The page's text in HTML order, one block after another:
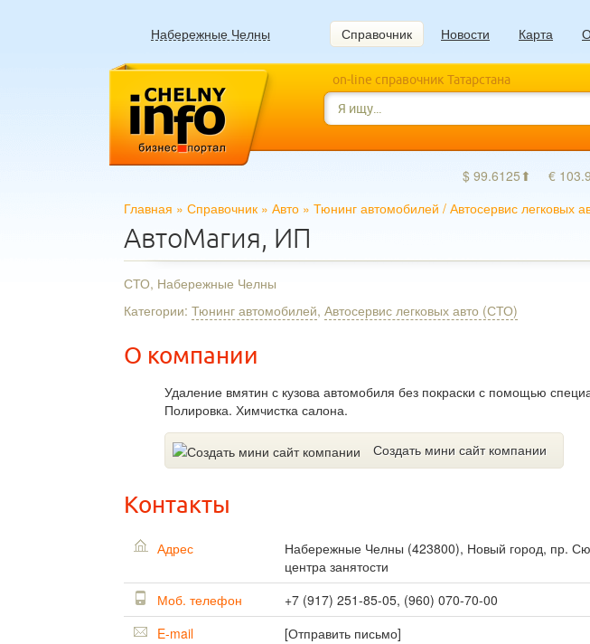
Набережные Челны Справочник Новости Карта
on-line справочник Татарстана
$ 99.6125⬆ €
Главная » Справочник » Авто » Тюнинг автомобилей / Автосервис легковых
АвтоМагия, ИП
СТО, Набережные Челны
Категории: Тюнинг автомобилей, Автосервис легковых авто (СТО)
О компании
Удаление вмятин с кузова автомобиля без покраски с помощью
Полировка. Химчистка салона.
Создать мини сайт компании
Контакты
Адрес Набережные Челны (423800), Новый город, пр.
центра занятости
Моб. телефон
+7 (917) 251-85-05, (960) 070-70-00
E-mail
[Отправить письмо]